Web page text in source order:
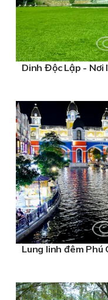
Dinh Độc Lập - Nơi
Lung linh đêm Phú